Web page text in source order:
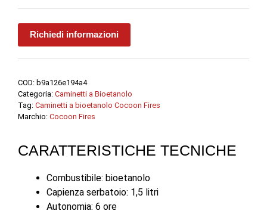
Richiedi informazioni
COD: b9a126e194a4
Categoria: Caminetti a Bioetanolo
Tag: Caminetti a bioetanolo Cocoon Fires
Marchio: Cocoon Fires
CARATTERISTICHE TECNICHE
Combustibile: bioetanolo
Capienza serbatoio: 1,5 litri
Autonomia: 6 ore